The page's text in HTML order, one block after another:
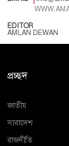
EDITOR
AMLAN DEWAN
প্রচ্ছদ
জাতীয়
সারাদেশ
রাজনীতি